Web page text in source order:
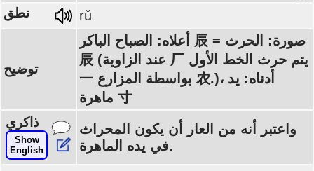
نطق rǔ
توضيح
أعلاه: الصباح الباكر 辰 = صورة: الحرث
辰 (عند الزاوية 厂 يتم حرث الخط الأول
一 بواسطة المزارع 农.)، أدناه: يد
ماهرة 寸
ذاكري
Show
English
واعتبر أنه من العار أن يكون المحراث
في يده الماهرة.